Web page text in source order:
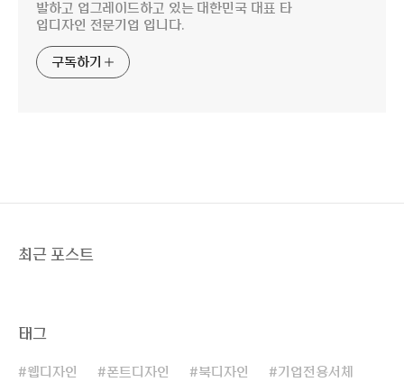
발하고 업그레이드하고 있는 대한민국 대표 타
입디자인 전문기업 입니다.
구독하기
최근 포스트
태그
웹디자인 폰트디자인 북디자인 기업전용서체